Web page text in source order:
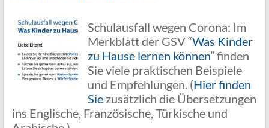
Schulausfall wegen Corona: Im
Merkblatt der GSV “Was Kinder
zu Hause lernen können” finden
Sie viele praktischen Beispiele
und Empfehlungen. (Hier finden
Siezusätzlich die Übersetzungen
ins Englische, Französische, Türkische und